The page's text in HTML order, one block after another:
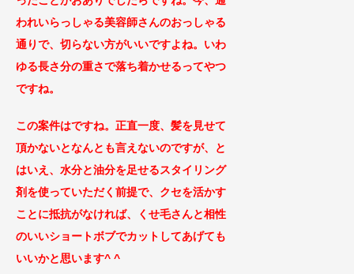
われいらっしゃる美容師さんのおっしゃる
通りで、 切らない方がいいですよね。いわ
ゆる長さ分の重さで落ち着かせるってやつ
ですね。
この案件はですね。正直一度、髪を見せて
頂かないとなんとも言えないのですが、と
はいえ、水分と油分を足せるスタイリング
剤を使っていただく前提で、クセを活かす
ことに抵抗がなければ、く せ毛さんと相性
のいいショートボブでカッ トしてあげても
いいかと思います^ ^